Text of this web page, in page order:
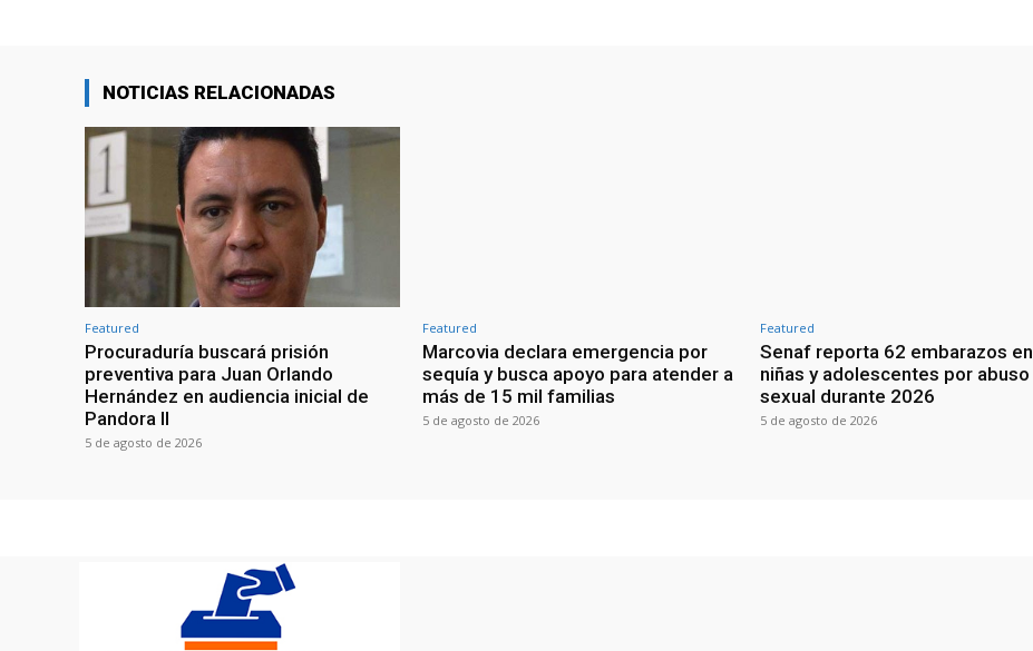
NOTICIAS RELACIONADAS
Featured
Procuraduría buscará prisión
preventiva para Juan Orlando
Hernández en audiencia inicial de
Pandora II
5 de agosto de 2026
Featured
Marcovia declara emergencia por
sequía y busca apoyo para atender a
más de 15 mil familias
5 de agosto de 2026
Featured
Senaf reporta 62 embarazos en
niñas y adolescentes por abuso
sexual durante 2026
5 de agosto de 2026